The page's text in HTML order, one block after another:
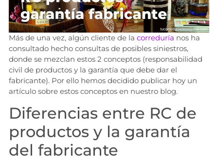
Más de una vez, algún cliente de la correduría nos ha
consultado hecho consultas de posibles siniestros,
donde se mezclan estos 2 conceptos (responsabilidad
civil de productos y la garantía que debe dar el
fabricante). Por ello hemos decidido publicar hoy un
artículo sobre estos conceptos en nuestro blog.
Diferencias entre RC de
productos y la garantía
del fabricante